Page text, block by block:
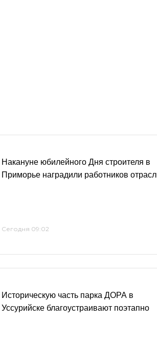
Накануне юбилейного Дня строителя в
Приморье наградили работников
Сегодня 09:02
Историческую часть парка ДОРА в
Уссурийске благоустраивают поэтапно